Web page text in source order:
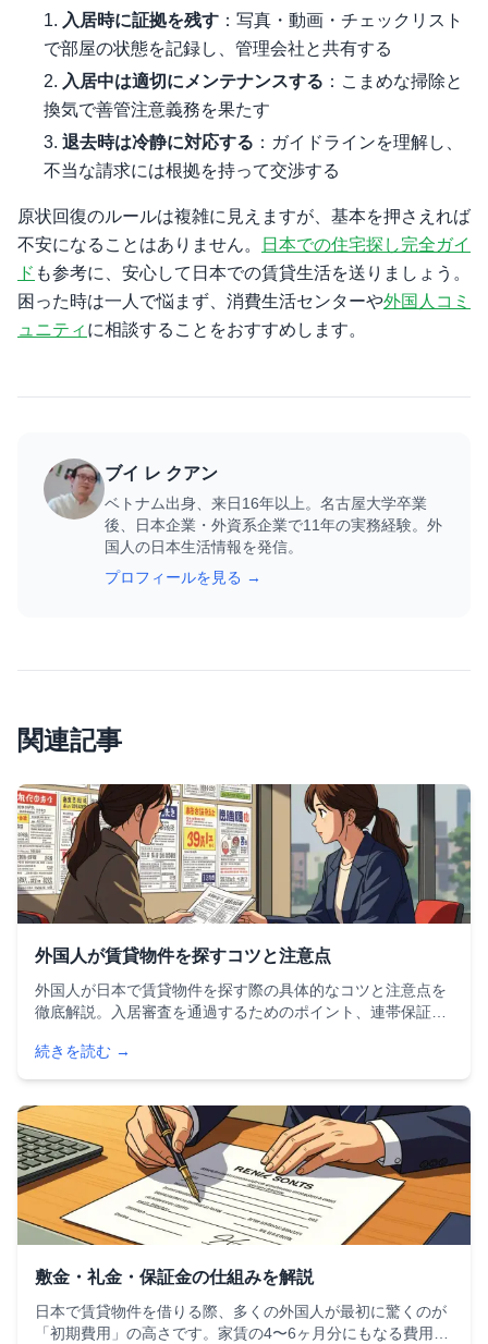
入居時に証拠を残す ：写真・動画・チェックリスト
で部屋の状態を記録し、管理会社と共有する
入居中は適切にメンテナンスする ：こまめな掃除と
換気で善管注意義務を果たす
退去時は冷静に対応する ：ガイドラインを理解し、
不当な請求には根拠を持って交渉する
原状回復のルールは複雑に見えますが、基本を押さえれば
不安になることはありません。
日本での住宅探し完全ガイ
ド も参考に、安心して日本での賃貸生活を送りましょう。
困った時は一人で悩まず、消費生活センターや外国人コミ
ュニティ に相談することをおすすめします。
ブイ レ クアン
ベトナム出身、来日16年以上。名古屋大学卒業
後、日本企業・外資系企業で11年の実務経験。外
国人の日本生活情報を発信。
プロフィールを見る →
関連記事
外国人が賃貸物件を探すコツと注意点
外国人が日本で賃貸物件を探す際の具体的なコツと注意点を
徹底解説。入居審査を通過するためのポイント、連帯保証人
ポータルサイト、国土交通省の支援サービスまで、実用的な
情報をまとめた完全ガイドです。
続きを読む →
敷金・礼金・保証金の仕組みを解説
日本で賃貸物件を借りる際、多くの外国人が最初に驚くのが
「初期費用」の高さです。家賃の4〜6ヶ月分にもなる費用の